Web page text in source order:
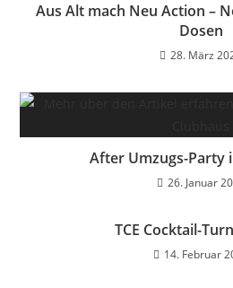
Aus Alt mach Neu Action –
Dosen
28. März
After Umzugs-Party
26. Januar
TCE Cocktail-
14. Februar